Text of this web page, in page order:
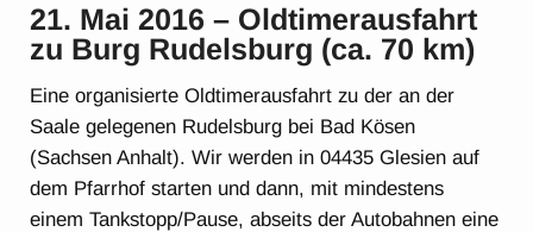
21. Mai 2016 – Oldtimerausfahrt
zu Burg Rudelsburg (ca. 70 km)
Eine organisierte Oldtimerausfahrt zu der an der
Saale gelegenen Rudelsburg bei Bad Kösen
(Sachsen Anhalt). Wir werden in 04435 Glesien auf
dem Pfarrhof starten und dann, mit mindestens
einem Tankstopp/Pause, abseits der Autobahnen eine